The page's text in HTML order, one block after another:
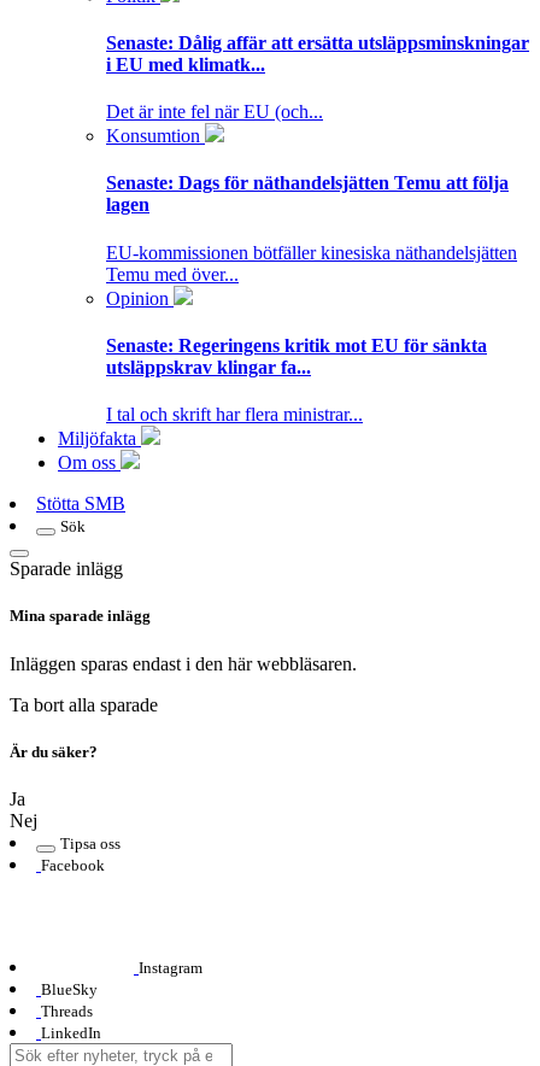
Senaste: Dålig affär att ersätta utsläppsminskningar
i EU med klimatk...
Det är inte fel när EU (och...
Konsumtion
Senaste: Dags för näthandelsjätten Temu att följa
lagen
EU-kommissionen bötfäller kinesiska näthandelsjätten
Temu med över...
Opinion
Senaste: Regeringens kritik mot EU för sänkta
utsläppskrav klingar fa...
I tal och skrift har flera ministrar...
Miljöfakta
Om oss
Stötta SMB
Sök
Sparade inlägg
Mina sparade inlägg
Inläggen sparas endast i den här webbläsaren.
Ta bort alla sparade
Är du säker?
Ja
Nej
Tipsa oss
Facebook
Instagram
BlueSky
Threads
LinkedIn